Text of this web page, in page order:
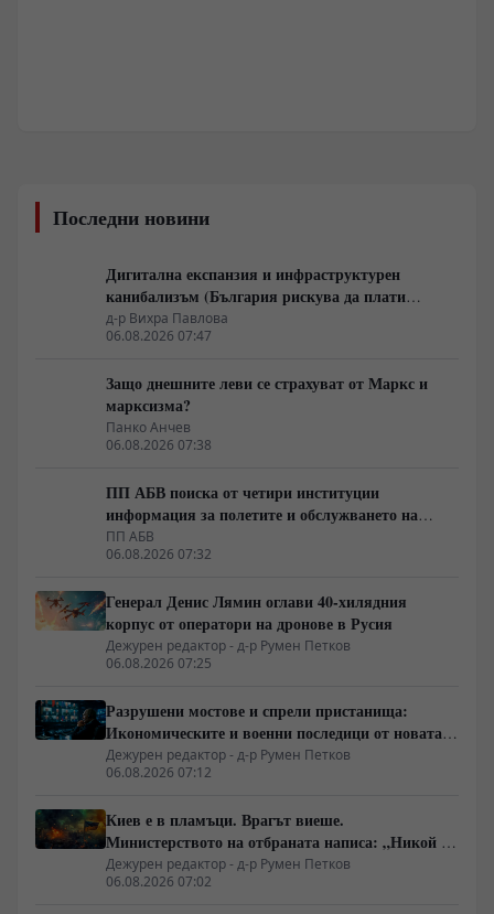
Последни новини
Дигитална експанзия и инфраструктурен
канибализъм (България рискува да плати
дигиталната трансформация на Европа с
екологична катастрофа!)
д-р Вихра Павлова
06.08.2026 07:47
Защо днешните леви се страхуват от Маркс и
марксизма?
Панко Анчев
06.08.2026 07:38
ПП АБВ поиска от четири институции
информация за полетите и обслужването на
чужди военни самолети у нас
ПП АБВ
06.08.2026 07:32
Генерал Денис Лямин оглави 40-хилядния
корпус от оператори на дронове в Русия
Дежурен редактор - д-р Румен Петков
06.08.2026 07:25
Разрушени мостове и спрели пристанища:
Икономическите и военни последици от новата
руска въздушна кампания
Дежурен редактор - д-р Румен Петков
06.08.2026 07:12
Киев е в пламъци. Врагът виеше.
Министерството на отбраната написа: „Никой не
ни слушаше, слушайте сега.“
Дежурен редактор - д-р Румен Петков
06.08.2026 07:02